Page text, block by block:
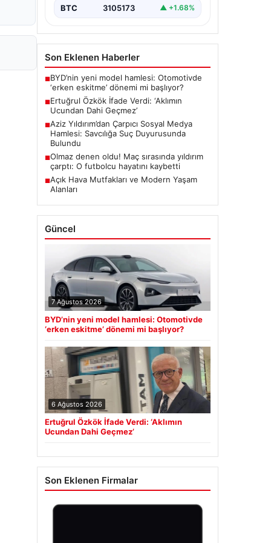
BTC 3105173 ▲ +1.68%
Son Eklenen Haberler
■BYD’nin yeni model hamlesi: Otomotivde
‘erken eskitme’ dönemi mi başlıyor?
■Ertuğrul Özkök İfade Verdi: ‘Aklımın
Ucundan Dahi Geçmez’
■Aziz Yıldırım’dan Çarpıcı Sosyal Medya
Hamlesi: Savcılığa Suç Duyurusunda
Bulundu
■Olmaz denen oldu! Maç sırasında yıldırım
çarptı: O futbolcu hayatını kaybetti
■Açık Hava Mutfakları ve Modern Yaşam
Alanları
Güncel
7 Ağustos 2026
BYD’nin yeni model hamlesi: Otomotivde
‘erken eskitme’ dönemi mi başlıyor?
6 Ağustos 2026
Ertuğrul Özkök İfade Verdi: ‘Aklımın
Ucundan Dahi Geçmez’
Son Eklenen Firmalar